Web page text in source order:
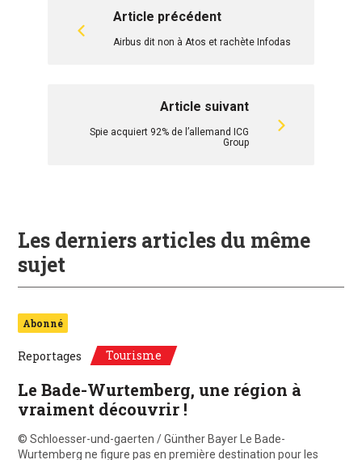
Article précédent
Airbus dit non à Atos et rachète Infodas
Article suivant
Spie acquiert 92% de l’allemand ICG
Group
Les derniers articles du même
sujet
Abonné
Reportages Tourisme
Le Bade-Wurtemberg, une région à
vraiment découvrir !
© Schloesser-und-gaerten / Günther Bayer Le Bade-
Wurtemberg ne figure pas en première destination pour les